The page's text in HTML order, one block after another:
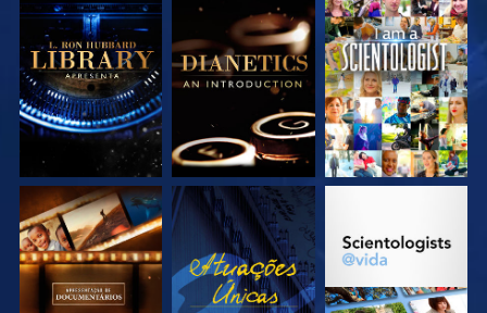
EXPLORE A SÉRIE EXPLORE A SÉRIE VEJA
EXPLORE A SÉRIE VEJA EXPLORE A SÉRIE